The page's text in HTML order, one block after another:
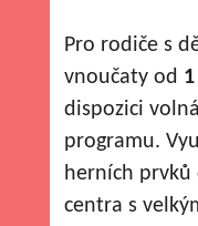
Pro rodiče s
vnoučaty od
dispozici
programu.
herních
centra s